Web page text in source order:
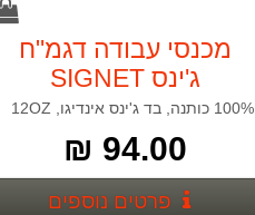
מכנסי עבודה דגמ"ח
ג'ינס SIGNET
100% כותנה, בד ג'ינס אינדיגו, 12OZ
94.00 ₪
פרטים נוספים